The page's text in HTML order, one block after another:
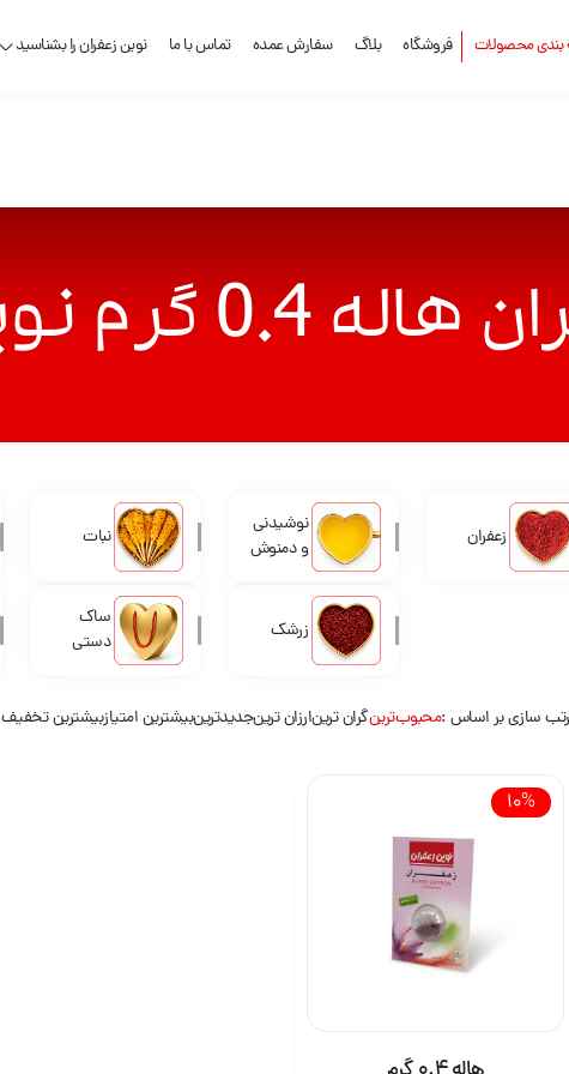
بندی محصولات فروشگاه بلاگ سفارش عمده تماس با ما نوین زعفران را بشناسید
نوین زعفران
زعفران
نوشیدنی
و دمنوش
نبات
زرشک
ساک
دستی
سازی بر اساس محبوب‌ترینگران ترینارزان ترینجدیدترینبیشترین امتیازبیشترین تخفیف
10%